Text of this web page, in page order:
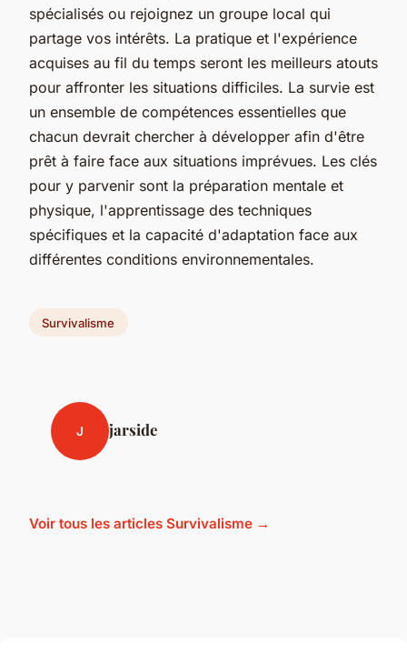
spécialisés ou rejoignez un groupe local qui
partage vos intérêts. La pratique et l'expérience
acquises au fil du temps seront les meilleurs atouts
pour affronter les situations difficiles. La survie est
un ensemble de compétences essentielles que
chacun devrait chercher à développer afin d'être
prêt à faire face aux situations imprévues. Les clés
pour y parvenir sont la préparation mentale et
physique, l'apprentissage des techniques
spécifiques et la capacité d'adaptation face aux
différentes conditions environnementales.
Survivalisme
J jarside
Voir tous les articles Survivalisme →